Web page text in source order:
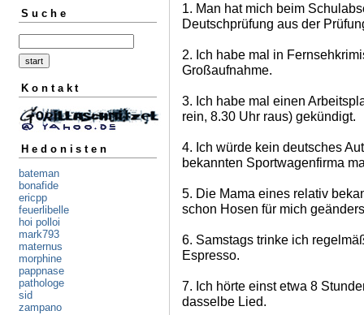
Suche
Kontakt
Hedonisten
bateman
bonafide
ericpp
feuerlibelle
hoi polloi
mark793
maternus
morphine
pappnase
pathologe
sid
zampano
1. Man hat mich beim
Deutschprüfung aus der
2. Ich habe mal in
Großaufnahme.
3. Ich habe mal einen
rein, 8.30 Uhr raus) gekündigt.
4. Ich würde kein deutsches
bekannten Sportwagenfirma
5. Die Mama eines relativ
schon Hosen für mich
6. Samstags trinke ich
Espresso.
7. Ich hörte einst etwa 8
dasselbe Lied.